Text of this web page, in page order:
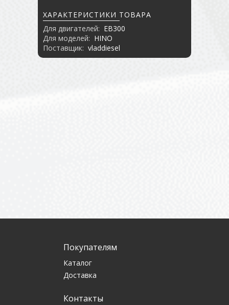
ХАРАКТЕРИСТИКИ ТОВАРА
Для двигателей: EB300
Для моделей: HINO
Поставщик: vladdiesel
Покупателям
Каталог
Доставка
Контакты